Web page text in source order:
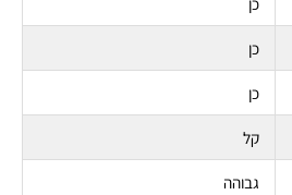
כן
כן
קל
גבוהה